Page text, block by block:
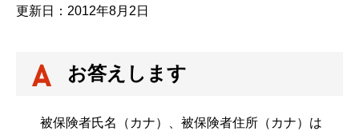
更新日：2012年8月2日
お答えします
被保険者氏名（カナ）、被保険者住所（カナ）は